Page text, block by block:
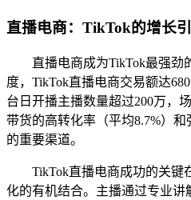
直播电商：TikTok的增长
直播电商成为TikTok最强劲
度，TikTok直播电商交易额达
台日开播主播数量超过200万，
带货的高转化率（平均8.7%）
的重要渠道。
TikTok直播电商成功的关键
化的有机结合。主播通过专业